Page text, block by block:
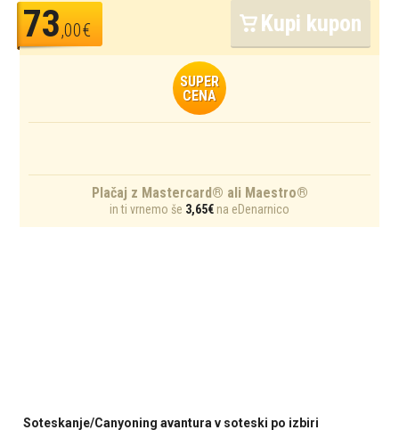
73,00€ Kupi kupon
SUPER
CENA
Plačaj z Mastercard® ali Maestro®
in ti vrnemo še 3,65€ na eDenarnico
Soteskanje/Canyoning avantura v soteski po izbiri